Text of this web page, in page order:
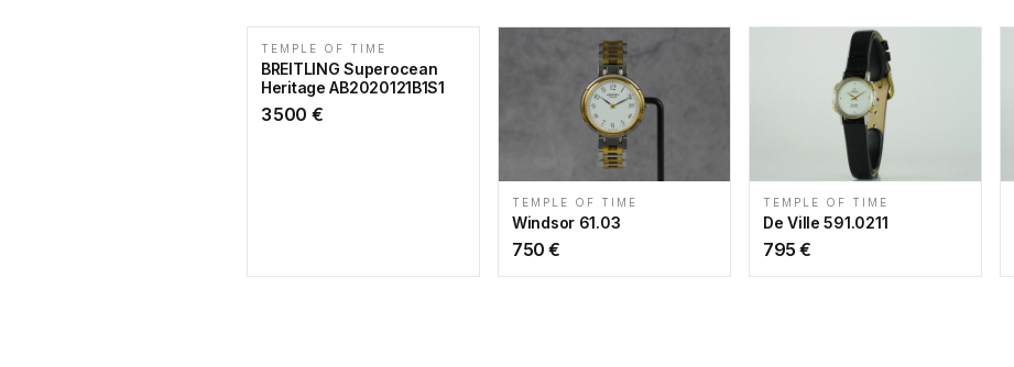
TEMPLE OF TIME
BREITLING Superocean
Heritage AB2020121B1S1
3 500 €
TEMPLE OF TIME
Windsor 61.03
750 €
TEMPLE OF TIME
De Ville 591.0211
795 €